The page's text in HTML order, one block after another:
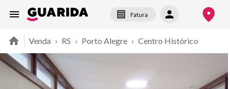
Fatura
Venda › RS › Porto Alegre › Centro Histórico